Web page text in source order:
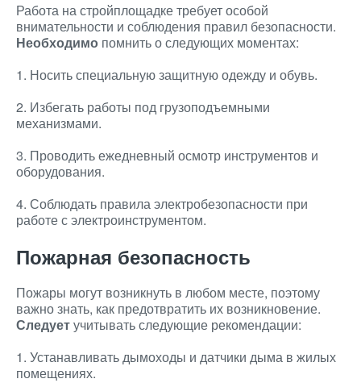
Работа на стройплощадке требует особой
внимательности и соблюдения правил безопасности.
Необходимо помнить о следующих моментах:
1. Носить специальную защитную одежду и обувь.
2. Избегать работы под грузоподъемными
механизмами.
3. Проводить ежедневный осмотр инструментов и
оборудования.
4. Соблюдать правила электробезопасности при
работе с электроинструментом.
Пожарная безопасность
Пожары могут возникнуть в любом месте, поэтому
важно знать, как предотвратить их возникновение.
Следуетучитывать следующие рекомендации:
1. Устанавливать дымоходы и датчики дыма в жилых
помещениях.